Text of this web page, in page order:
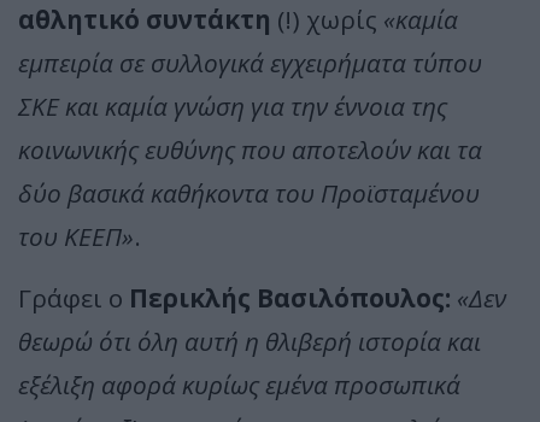
αθλητικό συντάκτη (!) χωρίς «καμία
εμπειρία σε συλλογικά εγχειρήματα τύπου
ΣΚΕ και καμία γνώση για την έννοια της
κοινωνικής ευθύνης που αποτελούν και τα
δύο βασικά καθήκοντα του Προϊσταμένου
του ΚΕΕΠ».
Γράφει ο Περικλής Βασιλόπουλος: «Δεν
θεωρώ ότι όλη αυτή η θλιβερή ιστορία και
εξέλιξη αφορά κυρίως εμένα προσωπικά